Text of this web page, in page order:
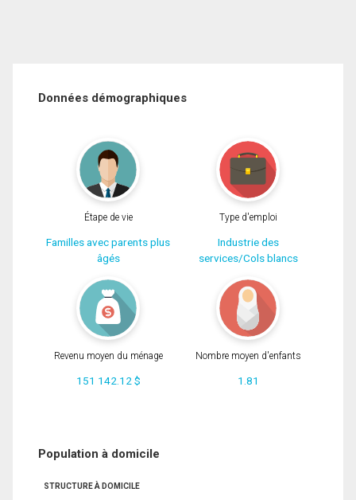
Données démographiques
Étape de vie
Familles avec parents plus
âgés
Type d'emploi
Industrie des
services/Cols blancs
Revenu moyen du ménage
151 142.12 $
Nombre moyen d'enfants
1.81
Population à domicile
STRUCTURE À DOMICILE